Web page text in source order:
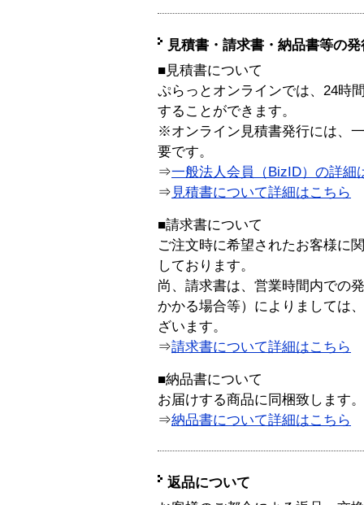
見積書・請求書・納品書等の
■見積書について
ぷらっとオンラインでは、24時
することができます。
※オンライン見積書発行には、
要です。
⇒一般法人会員（BizID）の詳細
⇒ 見積書について詳細はこちら
■請求書について
ご注文時に希望されたお客様に
しております。
尚、請求書は、営業時間内での
かかる場合等）によりましては
ざいます。
⇒請求書について詳細はこちら
■納品書について
お届けする商品に同梱致します。
⇒納品書について詳細はこちら
返品について